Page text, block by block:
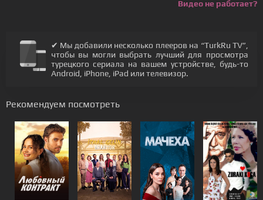
Видео не работает?
✔ Мы добавили несколько плееров на “TurkRu TV”,
чтобы вы могли выбрать лучший для просмотра
турецкого сериала на вашем устройстве, будь-то
Android, iPhone, iPad или телевизор.
Рекомендуем посмотреть